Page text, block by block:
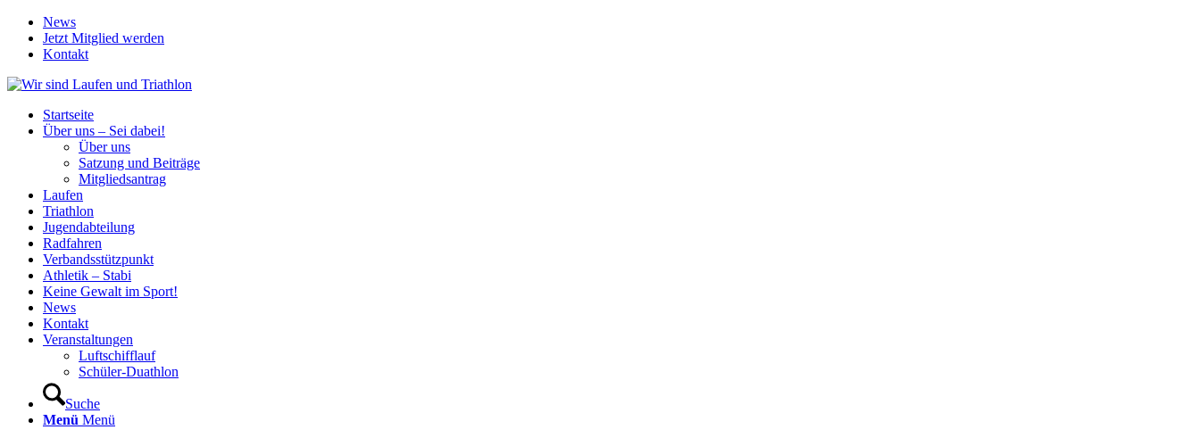
News
Jetzt Mitglied werden
Kontakt
Startseite
Über uns – Sei dabei!
Über uns
Satzung und Beiträge
Mitgliedsantrag
Laufen
Triathlon
Jugendabteilung
Radfahren
Verbandsstützpunkt
Athletik – Stabi
Keine Gewalt im Sport!
News
Kontakt
Veranstaltungen
Luftschifflauf
Schüler-Duathlon
Suche
Menü Menü